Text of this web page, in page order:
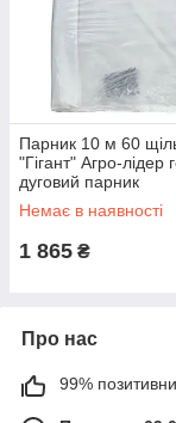
Парник 10 м 60
"Гігант" Агро-лідер
дуговий парник
Немає в наявності
1 865 ₴
Про нас
99%